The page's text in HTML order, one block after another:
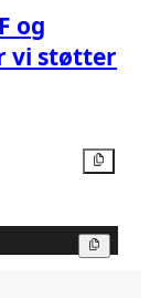
og
vi støtter